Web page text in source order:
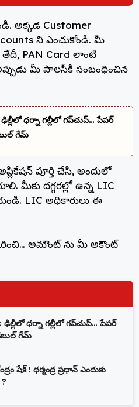
అక్కడ Customer
ని ఎంచుకోండి. మీ
తేదీ, PAN Card లాంటి
మీ పాలసీకి సంబంధించిన
ధర్నా గల్లీలో గప్‌చుప్… పేపర్
గేమ్
పూర్తి చేసి, అందులో
మీకు దగ్గరల్లో ఉన్న LIC
LIC అధికారులు ఈ
అమౌంట్ ను మీ అకౌంట్
ఢిల్లీలో ధర్నా గల్లీలో గప్‌చుప్… పేపర్
గేమ్
షేక్ ! ధర్మంద్ర ప్రధాన్ ఎందుకు